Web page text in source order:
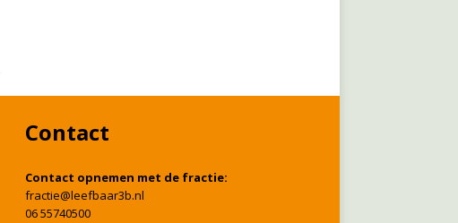
Contact
Contact opnemen met de fractie:
fractie@leefbaar3b.nl
06 55740500